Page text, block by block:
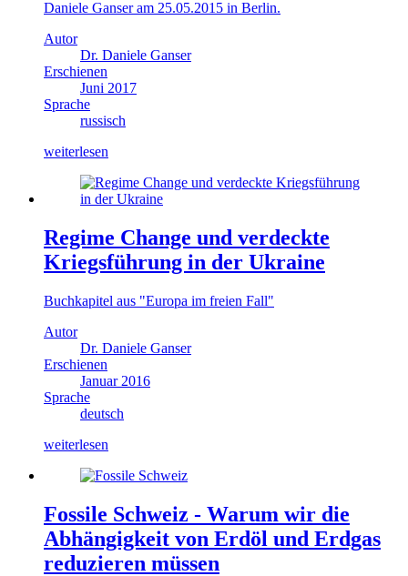
Daniele Ganser am 25.05.2015 in Berlin.
Autor
Dr. Daniele Ganser
Erschienen
Juni 2017
Sprache
russisch
weiterlesen
Regime Change und verdeckte
Kriegsführung in der Ukraine
Buchkapitel aus "Europa im freien Fall"
Autor
Dr. Daniele Ganser
Erschienen
Januar 2016
Sprache
deutsch
weiterlesen
Fossile Schweiz - Warum wir die
Abhängigkeit von Erdöl und Erdgas
reduzieren müssen